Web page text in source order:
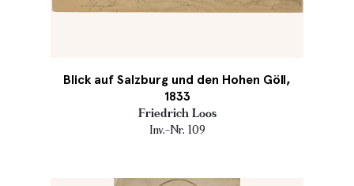
Blick auf Salzburg und den Hohen Göll,
1833
Friedrich Loos
Inv.-Nr. 109